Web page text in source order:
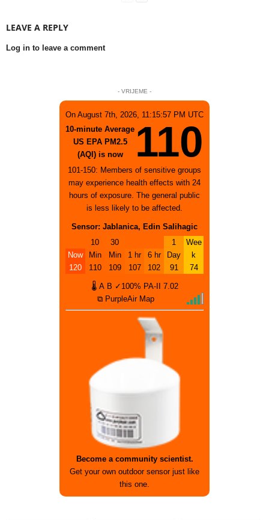
LEAVE A REPLY
Log in to leave a comment
- VRIJEME -
On August 7th, 2026, 11:15:57 PM UTC
10-minute Average
US EPA PM2.5
(AQI) is now
110
101-150: Members of sensitive groups
may experience health effects with 24
hours of exposure. The general public
is less likely to be affected.
Sensor: Jablanica, Edin Salihagic
Now
120
10
Min
110
30
Min
109
1 hr
107
6 hr
102
1
Day
91
Wee
k
74
🌡 A B ✓100% PA-II
7.02
⧉ PurpleAir Map
Become a community scientist.
Get your own outdoor sensor just like
this one.